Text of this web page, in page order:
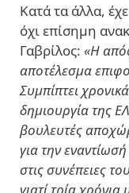
Κατά τα άλλα,
όχι επίσημη
Γαβρίλος: «Η
αποτέλεσμα
Συμπίπτει
δημιουργία της
βουλευτές
για την
στις συνέπειες
γιατί τρία